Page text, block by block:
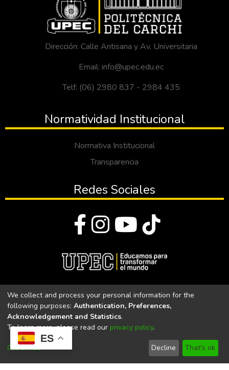
ES
Dirección: Calle Antisana y Av. Universitaria
Email: info@upec.edu.ec
Telf: (06) 2980 837 - 2984 435
Normatividad Institucional
Normativa Institucional
Transparencia
Redes Sociales
Universidad Politécnica Estatal del Carchi
Universidad Politécnica Estatal del Carchi | Acreditada por el
CACES Resolución N°. 160-SE-33-CACES-2020
We collect and process your personal information for the
following purposes: Authentication, Preferences,
Acknowledgement and Statistics.
To learn more, please read our privacy policy.
Customize Decline That's ok